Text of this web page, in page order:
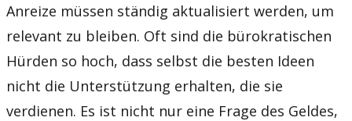
Anreize müssen ständig aktualisiert werden, um
relevant zu bleiben. Oft sind die bürokratischen
Hürden so hoch, dass selbst die besten Ideen
nicht die Unterstützung erhalten, die sie
verdienen. Es ist nicht nur eine Frage des Geldes,